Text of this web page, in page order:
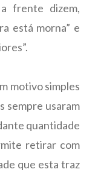
frente dizem,
está morna” e
motivo simples
sempre usaram
quantidade
retirar com
que esta traz